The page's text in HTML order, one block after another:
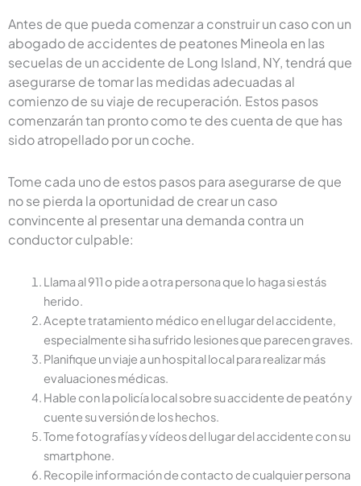
Antes de que pueda comenzar a construir un caso con un
abogado de accidentes de peatones Mineola en las
secuelas de un accidente de Long Island, NY, tendrá que
asegurarse de tomar las medidas adecuadas al
comienzo de su viaje de recuperación. Estos pasos
comenzarán tan pronto como te des cuenta de que has
sido atropellado por un coche.
Tome cada uno de estos pasos para asegurarse de que
no se pierda la oportunidad de crear un caso
convincente al presentar una demanda contra un
conductor culpable:
Llama al 911 o pide a otra persona que lo haga si estás
herido.
Acepte tratamiento médico en el lugar del accidente,
especialmente si ha sufrido lesiones que parecen graves.
Planifique un viaje a un hospital local para realizar más
evaluaciones médicas.
Hable con la policía local sobre su accidente de peatón y
cuente su versión de los hechos.
Tome fotografías y vídeos del lugar del accidente con su
smartphone.
Recopile información de contacto de cualquier persona